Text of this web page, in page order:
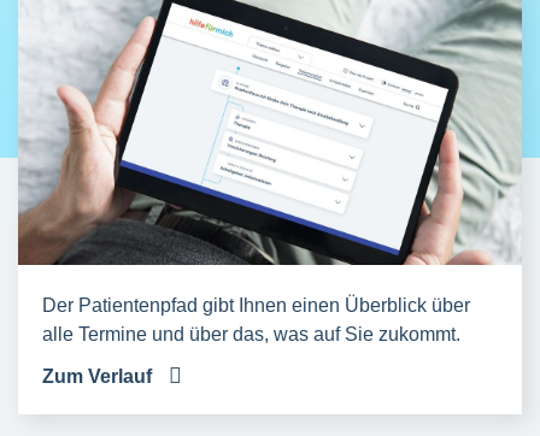
Der Patientenpfad gibt Ihnen einen Überblick über
alle Termine und über das, was auf Sie zukommt.
Zum Verlauf